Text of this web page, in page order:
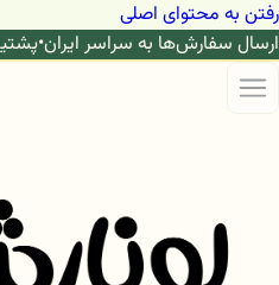
رفتن به محتوای اصلی
ارسال سفارش‌ها به سراسر ایران•